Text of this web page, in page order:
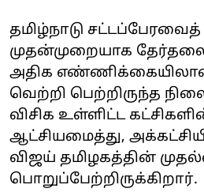
தமிழ்நாடு
முதன்முறையாக
அதிக
வெற்றி பெற்றிருந்த
விசிக உள்ளிட்ட
ஆட்சியமைத்து,
விஜய் தமிழகத்தின்
பொறுப்பேற்றிருக்கிறார்.